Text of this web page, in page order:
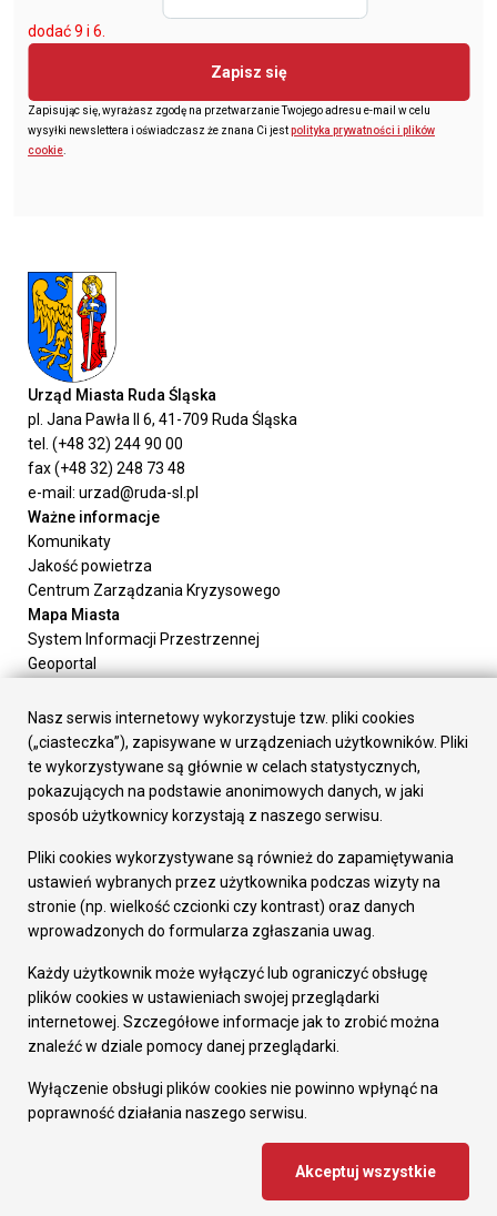
dodać 9 i 6.
Zapisz się
Zapisując się, wyrażasz zgodę na przetwarzanie Twojego adresu e-mail w celu
wysyłki newslettera i oświadczasz że znana Ci jestpolityka prywatności i plików
cookie.
Urząd Miasta Ruda Śląska
pl. Jana Pawła II 6, 41-709 Ruda Śląska
tel. (+48 32) 244 90 00
fax (+48 32) 248 73 48
e-mail: urzad@ruda-sl.pl
Ważne informacje
Komunikaty
Jakość powietrza
Centrum Zarządzania Kryzysowego
Mapa Miasta
System Informacji Przestrzennej
Geoportal
Załatw sprawę
Prezydent Miasta
Rada Miasta
Wydziały
Elektroniczna Skrzynka Podawcza
Gospodarka
Fundusze europejskie
Środki krajowe
Oferty inwestycyjne
Pozostałe
Deklaracja dostępności
Dane osobowe
Dodaj opinię o witrynie
Projekt i wdrożenie - MIGOMEDIA
Nasz serwis internetowy wykorzystuje tzw. pliki cookies
(„ciasteczka”), zapisywane w urządzeniach użytkowników. Pliki
te wykorzystywane są głównie w celach statystycznych,
pokazujących na podstawie anonimowych danych, w jaki
sposób użytkownicy korzystają z naszego serwisu.
Pliki cookies wykorzystywane są również do zapamiętywania
ustawień wybranych przez użytkownika podczas wizyty na
stronie (np. wielkość czcionki czy kontrast) oraz danych
wprowadzonych do formularza zgłaszania uwag.
Każdy użytkownik może wyłączyć lub ograniczyć obsługę
plików cookies w ustawieniach swojej przeglądarki
internetowej. Szczegółowe informacje jak to zrobić można
znaleźć w dziale pomocy danej przeglądarki.
Wyłączenie obsługi plików cookies nie powinno wpłynąć na
poprawność działania naszego serwisu.
Akceptuj wszystkie